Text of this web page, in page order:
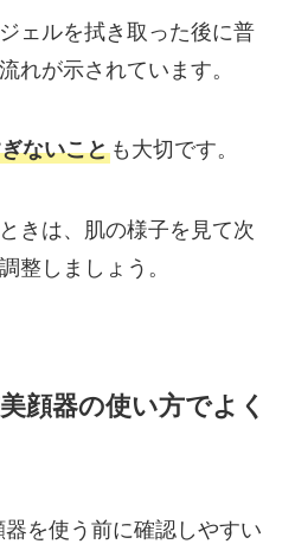
ェルを拭き取った後に普
れが示されています。
ないことも大切です。
きは、肌の様子を見て次
整しましょう。
顔器の使い方でよく
を使う前に確認しやすい